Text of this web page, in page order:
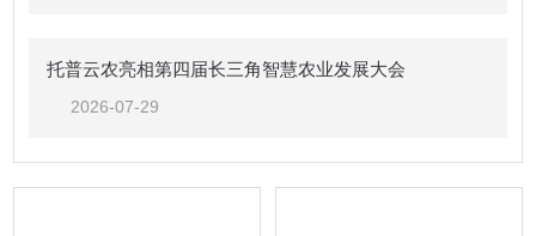
托普云农亮相第四届长三角智慧农业发展大会
2026-07-29